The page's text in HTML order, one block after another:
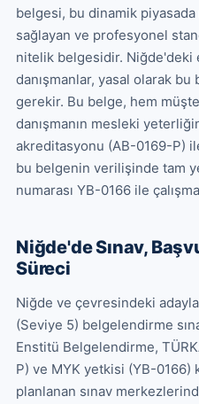
belgesi, bu dinamik piyasada
sağlayan ve profesyonel
nitelik belgesidir. Niğde'deki
danışmanlar, yasal olarak bu
gerekir. Bu belge, hem
danışmanın mesleki
akreditasyonu (AB-0169-P)
bu belgenin verilişinde tam
numarası YB-0166 ile
Niğde'de Sınav,
Süreci
Niğde ve çevresindeki
(Seviye 5) belgelendirme
Enstitü Belgelendirme,
P) ve MYK yetkisi (YB-0166)
planlanan sınav